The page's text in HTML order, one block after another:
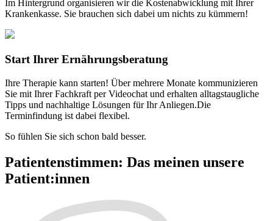
Im Hintergrund organisieren wir die Kostenabwicklung mit Ihrer
Krankenkasse. Sie brauchen sich dabei um nichts zu kümmern!
Start Ihrer Ernährungsberatung
Ihre Therapie kann starten! Über mehrere Monate kommunizieren
Sie mit Ihrer Fachkraft per Videochat und erhalten alltagstaugliche
Tipps und nachhaltige Lösungen für Ihr Anliegen.Die
Terminfindung ist dabei flexibel.
So fühlen Sie sich schon bald besser.
Patientenstimmen: Das meinen unsere
Patient:innen